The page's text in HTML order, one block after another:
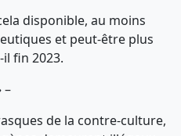
disponible, au moins
et peut-être plus
fin 2023.
–
de la contre-culture,